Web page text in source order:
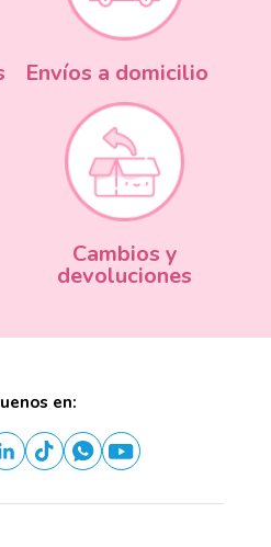
Envíos a domicilio
Cambios y
devoluciones
en: